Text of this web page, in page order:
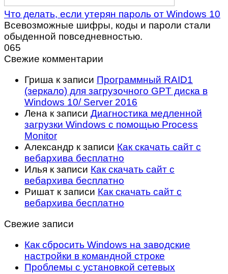
Что делать, если утерян пароль от Windows 10
Всевозможные шифры, коды и пароли стали
обыденной повседневностью.
065
Свежие комментарии
Гриша к записи Программный RAID1
(зеркало) для загрузочного GPT диска в
Windows 10/ Server 2016
Лена к записи Диагностика медленной
загрузки Windows с помощью Process
Monitor
Александр к записи Как скачать сайт с
вебархива бесплатно
Илья к записи Как скачать сайт с
вебархива бесплатно
Ришат к записи Как скачать сайт с
вебархива бесплатно
Свежие записи
Как сбросить Windows на заводские
настройки в командной строке
Проблемы с установкой сетевых